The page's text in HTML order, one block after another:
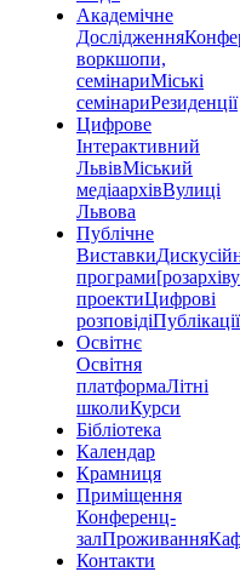
Академічне
Дослідження
воркшопи,
семінариМіські
семінариРезиденції
Цифрове
Інтерактивний
ЛьвівМіський
медіаархівВулиці
Львова
Публічне
Виставки
програми
проектиЦифрові
розповідіПублікації
Освітнє
Освітня
платформаЛітні
школиКурси
Бібліотека
Календар
Крамниця
Приміщення
Конференц-
залПроживання
Контакти